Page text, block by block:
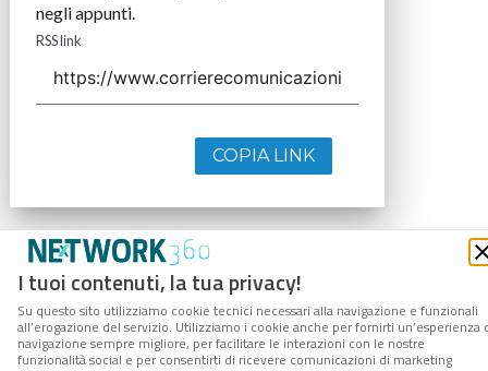
I tuoi contenuti, la tua privacy!
Su questo sito utilizziamo cookie tecnici necessari alla navigazione e funzionali
all’erogazione del servizio. Utilizziamo i cookie anche per fornirti un’esperienza
navigazione sempre migliore, per facilitare le interazioni con le nostre
funzionalità social e per consentirti di ricevere comunicazioni di marketing
negli appunti.
RSS link
COPIA LINK